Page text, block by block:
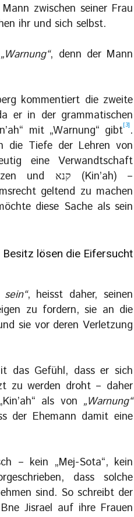
zwischen seiner Frau
ihr und sich selbst.
„Warnung“, denn der Mann
kommentiert die zweite
er in der grammatischen
mit „Warnung“ gibt[3] .
die Tiefe der Lehren von
eine Verwandtschaft
geltend zu machen
diese Sache als sein
lösen die Eifersucht
, heisst daher, seinen
zu fordern, sie an die
sie vor deren Verletzung
das Gefühl, dass er sich
zu werden droht – daher
als von „Warnung“
der Ehemann damit eine
– kein „Mej-Sota“, kein
dass solche
sind. So schreibt der
Jisrael auf ihre Frauen